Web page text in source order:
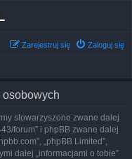
Zaloguj się
Zarejestruj się
osobowych
stowarzyszone zwane dalej
forum” i phpBB zwane dalej
„phpBB Limited”,
dalej „informacjami o tobie”